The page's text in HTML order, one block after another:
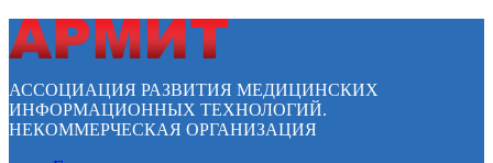
АССОЦИАЦИЯ РАЗВИТИЯ МЕДИЦИНСКИХ
ИНФОРМАЦИОННЫХ ТЕХНОЛОГИЙ.
НЕКОММЕРЧЕСКАЯ ОРГАНИЗАЦИЯ